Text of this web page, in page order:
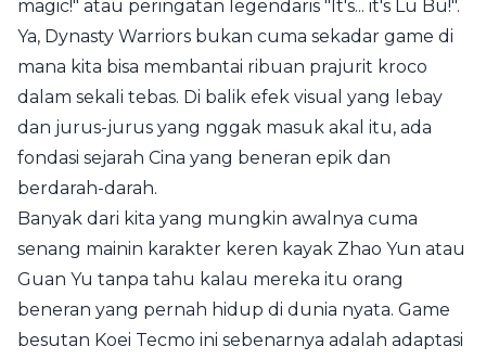
magic!" atau peringatan legendaris "It's... it's Lu Bu!".
Ya, Dynasty Warriors bukan cuma sekadar game di
mana kita bisa membantai ribuan prajurit kroco
dalam sekali tebas. Di balik efek visual yang lebay
dan jurus-jurus yang nggak masuk akal itu, ada
fondasi sejarah Cina yang beneran epik dan
berdarah-darah.
Banyak dari kita yang mungkin awalnya cuma
senang mainin karakter keren kayak Zhao Yun atau
Guan Yu tanpa tahu kalau mereka itu orang
beneran yang pernah hidup di dunia nyata. Game
besutan Koei Tecmo ini sebenarnya adalah adaptasi